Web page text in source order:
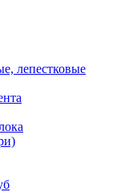
лепестковые